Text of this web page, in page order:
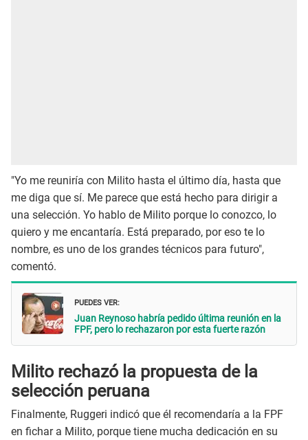
"Yo me reuniría con Milito hasta el último día, hasta que
me diga que sí. Me parece que está hecho para dirigir a
una selección. Yo hablo de Milito porque lo conozco, lo
quiero y me encantaría. Está preparado, por eso te lo
nombre, es uno de los grandes técnicos para futuro",
comentó.
PUEDES VER:
Juan Reynoso habría pedido última reunión en la
FPF, pero lo rechazaron por esta fuerte razón
Milito rechazó la propuesta de la
selección peruana
Finalmente, Ruggeri indicó que él recomendaría a la FPF
en fichar a Milito, porque tiene mucha dedicación en su